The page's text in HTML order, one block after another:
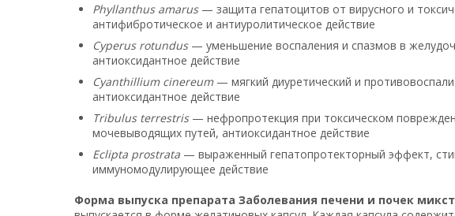
Phyllanthus amarus— защита гепатоцитов от вирусного и
антифибротическое и антиуролитическое действие
Cyperus rotundus— уменьшение воспаления и спазмов в
антиоксидантное действие
Cyanthillium cinereum— мягкий диуретический и
антиоксидантное действие
Tribulus terrestris— нефропротекция при токсическом
мочевыводящих путей, антиоксидантное действие
Eclipta prostrata— выраженный гепатопротекторный эффект,
иммуномодулирующее действие
Форма выпуска препарата Заболевания печени и почек